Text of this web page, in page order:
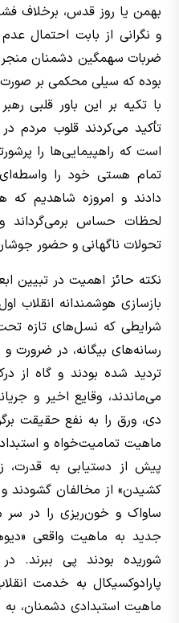
بهمن یا روز قدس، برخلاف
و نگرانی از بابت احتمال
ضربات سهمگین دشمنان
بوده که سیلی محکمی بر
با تکیه بر این باور قلبی
تأکید می‌کردند قلوب
است که راهپیمایی‌ها را
تمام هستی خود را
دادند و امروزه شاهدیم که
لحظات حساس برمی‌گرداند
تحولات ناگهانی و حضور
نکته حائز اهمیت در تبیین
بازسازی هوشمندانه
شرایطی که نسل‌های تازه
رسانه‌های بیگانه، در ضرورت
تردید شده بودند و گاه از
دی، ورق را به نفع حقیقت
ماهیت تمامیت‌خواه و
پیش از دستیابی به قدرت،
کشیدن» از مخالفان گشودند
ساواک و خون‌ریزی را در سر
جدید به ماهیت واقعی
شوریده بودند پی ببرند.
پارادوکسیکال به خدمت
ماهیت استبدادی دشمنان، به